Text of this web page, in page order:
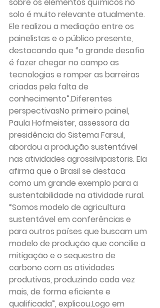
solo é muito relevante atualmente.
Ele realizou a mediação entre os
painelistas e o público presente,
destacando que “o grande desafio
é fazer chegar no campo as
tecnologias e romper as barreiras
criadas pela falta de
conhecimento”.Diferentes
perspectivasNo primeiro painel,
Paula Hofmeister, assessora da
presidência do Sistema Farsul,
abordou a produção sustentável
nas atividades agrossilvipastoris. Ela
afirma que o Brasil se destaca
como um grande exemplo para a
sustentabilidade na atividade rural.
“Somos modelo de agricultura
sustentável em conferências e
para outros países que buscam um
modelo de produção que concilie a
mitigação e o sequestro de
carbono com as atividades
produtivas, produzindo cada vez
mais, de forma eficiente e
qualificada”, explicou.Logo em